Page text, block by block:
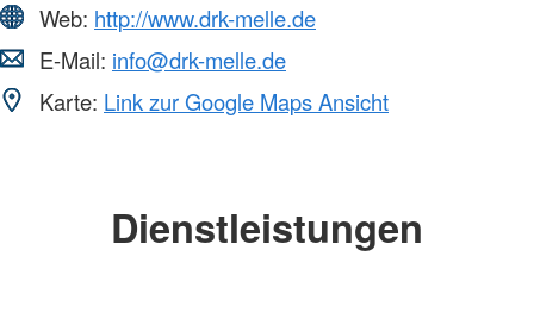
Web: http://www.drk-melle.de
E-Mail: info@drk-melle.de
Karte: Link zur Google Maps Ansicht
Dienstleistungen